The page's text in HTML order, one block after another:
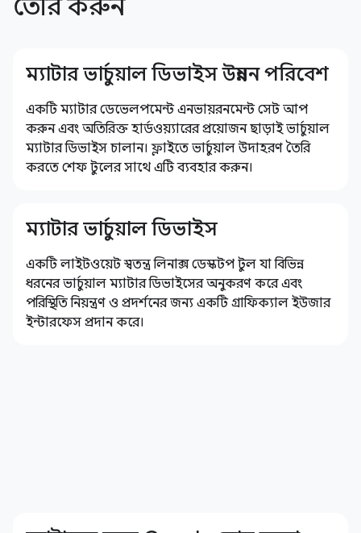
তৈরি করুন
ম্যাটার ভার্চুয়াল ডিভাইস উন্নয়ন পরিবেশ
একটি ম্যাটার ডেভেলপমেন্ট এনভায়রনমেন্ট সেট আপ
করুন এবং অতিরিক্ত হার্ডওয়্যারের প্রয়োজন ছাড়াই ভার্চুয়াল
ম্যাটার ডিভাইস চালান। ফ্লাইতে ভার্চুয়াল উদাহরণ তৈরি
করতে শেফ টুলের সাথে এটি ব্যবহার করুন।
ম্যাটার ভার্চুয়াল ডিভাইস
একটি লাইটওয়েট স্বতন্ত্র লিনাক্স ডেস্কটপ টুল যা বিভিন্ন
ধরনের ভার্চুয়াল ম্যাটার ডিভাইসের অনুকরণ করে এবং
পরিস্থিতি নিয়ন্ত্রণ ও প্রদর্শনের জন্য একটি গ্রাফিক্যাল ইউজার
ইন্টারফেস প্রদান করে।